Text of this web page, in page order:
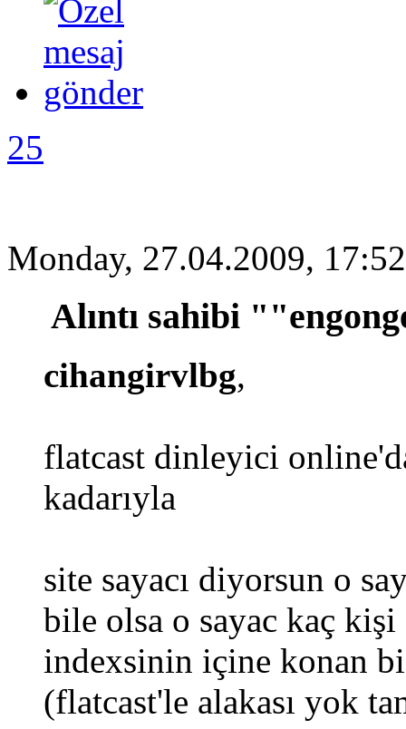
25
Monday, 27.04.2009, 17:52
Alıntı sahibi
cihangirvlbg,
flatcast dinleyici
kadarıyla
site sayacı diyorsun o
bile olsa o sayac kaç
indexsinin içine konan bi
(flatcast'le alakası yok